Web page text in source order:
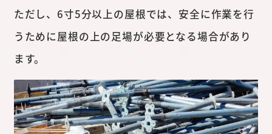
ただし、6寸5分以上の屋根では、安全に作業を行
うために屋根の上の足場が必要となる場合があり
ます。